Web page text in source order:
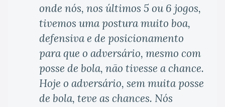
onde nós, nos últimos 5 ou 6 jogos,
tivemos uma postura muito boa,
defensiva e de posicionamento
para que o adversário, mesmo com
posse de bola, não tivesse a chance.
Hoje o adversário, sem muita posse
de bola, teve as chances. Nós